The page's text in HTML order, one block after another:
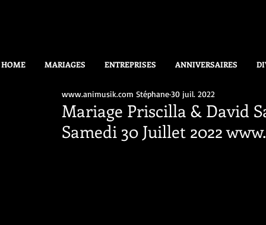
HOME MARIAGES ENTREPRISES ANNIVERSAIRES
Mariage Priscilla & David
Samedi 30 Juillet 2022
www.animusik.com Stéphane30 juil. 2022